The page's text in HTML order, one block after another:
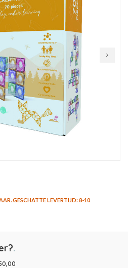
GESCHATTE LEVERTIJD: 8-10
.